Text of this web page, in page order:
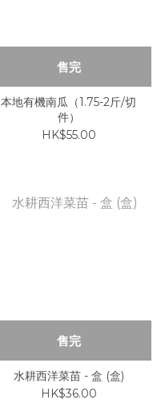
售完
本地有機南瓜（1.75-2斤/切
件）
HK$55.00
售完
水耕西洋菜苗 - 盒 (盒)
HK$36.00